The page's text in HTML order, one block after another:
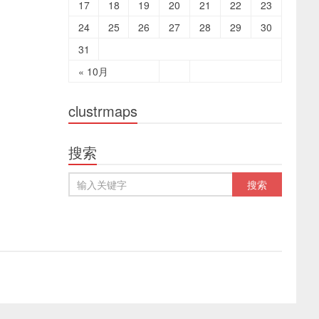
« 10月
17 18 19 20 21 22
23
24
25 26 27 28 29
30
31
clustrmaps
搜索